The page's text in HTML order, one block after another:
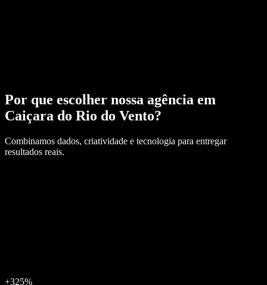
Por que escolher nossa agência em
Caiçara do Rio do Vento?
Combinamos dados, criatividade e tecnologia para entregar
resultados reais.
+325%